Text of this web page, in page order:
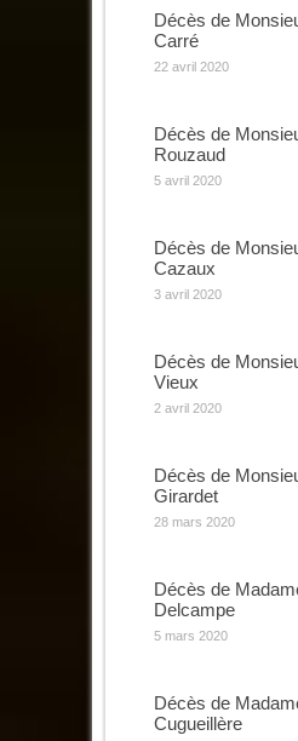
Décès de
Carré
22 avril 2020
Décès de
Rouzaud
5 avril 2020
Décès de
Cazaux
3 avril 2020
Décès de
Vieux
2 avril 2020
Décès de
Girardet
28 mars 2020
Décès de
Delcampe
5 mars 2020
Décès de
Cugueillère